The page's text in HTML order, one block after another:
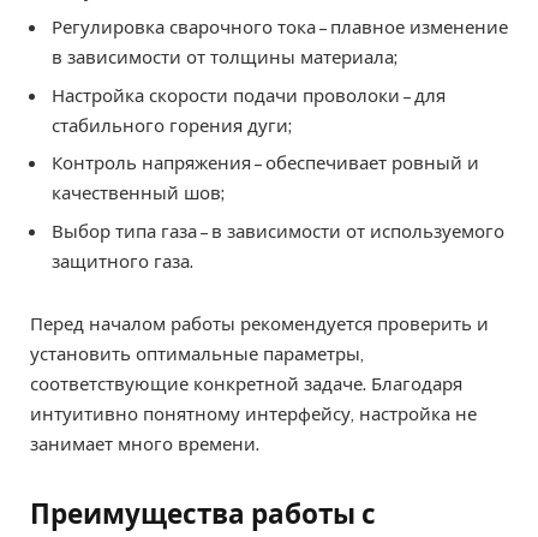
Регулировка сварочного тока – плавное изменение
в зависимости от толщины материала;
Настройка скорости подачи проволоки – для
стабильного горения дуги;
Контроль напряжения – обеспечивает ровный и
качественный шов;
Выбор типа газа – в зависимости от используемого
защитного газа.
Перед началом работы рекомендуется проверить и
установить оптимальные параметры,
соответствующие конкретной задаче. Благодаря
интуитивно понятному интерфейсу, настройка не
занимает много времени.
Преимущества работы с